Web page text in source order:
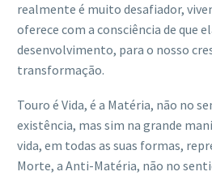
realmente é muito desafiador,
oferece com a consciência de que
desenvolvimento, para o nosso
transformação.
Touro é Vida, é a Matéria, não no
existência, mas sim na grande
vida, em todas as suas formas,
Morte, a Anti-Matéria, não no